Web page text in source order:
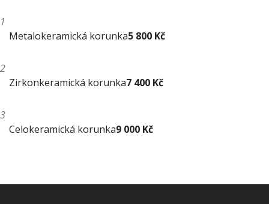
1
Metalokeramická korunka5 800 Kč
2
Zirkonkeramická korunka7 400 Kč
3
Celokeramická korunka9 000 Kč